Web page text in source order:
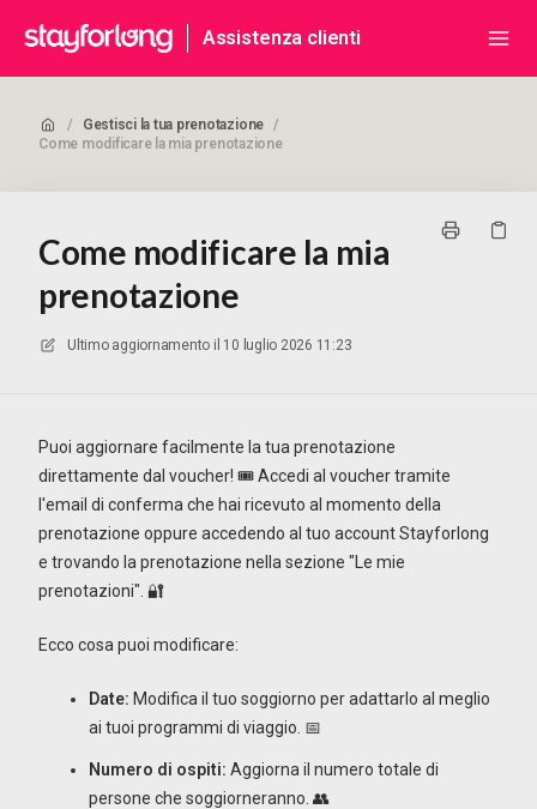
Assistenza clienti
/ Gestisci la tua prenotazione /
Come modificare la mia prenotazione
Come modificare la mia
prenotazione
Ultimo aggiornamento il 10 luglio 2026 11:23
Puoi aggiornare facilmente la tua prenotazione
direttamente dal voucher! 🎟️ Accedi al voucher tramite
l'email di conferma che hai ricevuto al momento della
prenotazione oppure accedendo al tuo account Stayforlong
e trovando la prenotazione nella sezione "Le mie
prenotazioni". 🔐
Ecco cosa puoi modificare:
Date: Modifica il tuo soggiorno per adattarlo al meglio
ai tuoi programmi di viaggio. 📅
Numero di ospiti: Aggiorna il numero totale di
persone che soggiorneranno. 👥